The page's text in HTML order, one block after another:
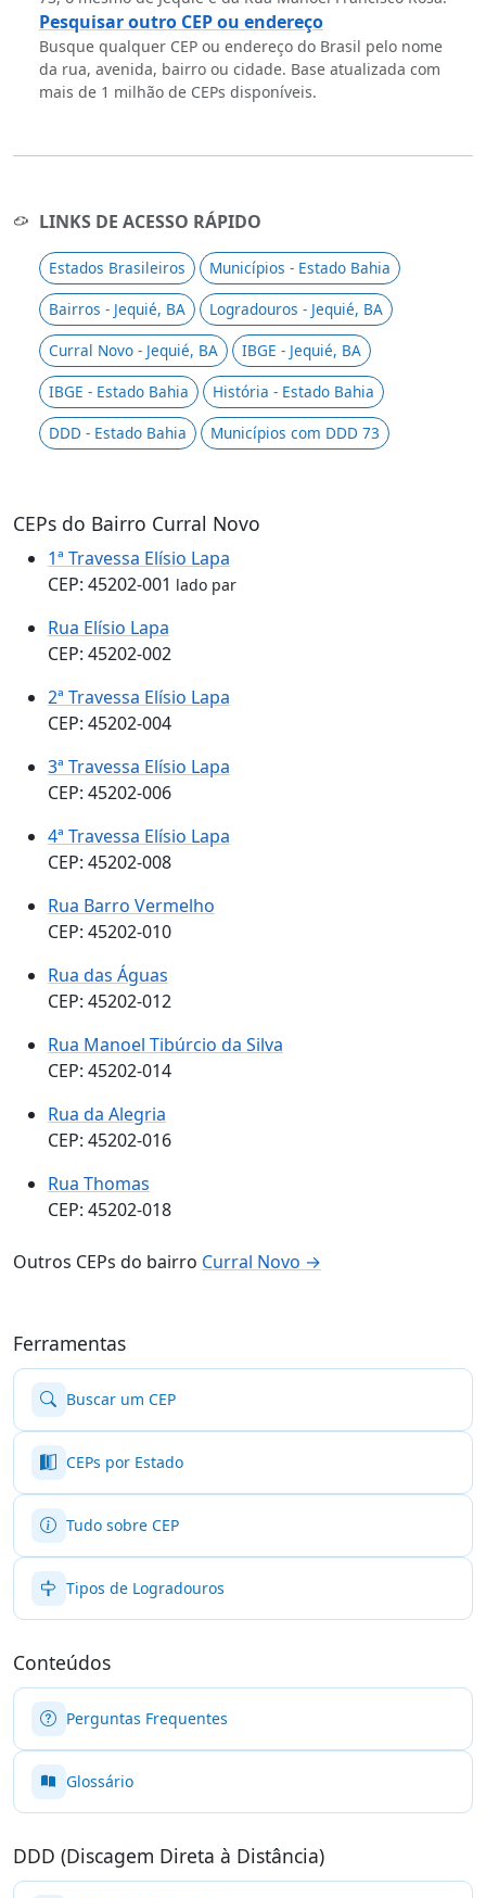
Pesquisar outro CEP ou endereço
Busque qualquer CEP ou endereço do Brasil pelo nome
da rua, avenida, bairro ou cidade. Base atualizada com
mais de 1 milhão de CEPs disponíveis.
LINKS DE ACESSO RÁPIDO
Estados Brasileiros
Municípios - Estado Bahia
Bairros - Jequié, BA
Logradouros - Jequié, BA
Curral Novo - Jequié, BA
IBGE - Jequié, BA
IBGE - Estado Bahia
História - Estado Bahia
DDD - Estado Bahia
Municípios com DDD 73
CEPs do Bairro Curral Novo
1ª Travessa Elísio Lapa
CEP: 45202-001 lado par
Rua Elísio Lapa
CEP: 45202-002
2ª Travessa Elísio Lapa
CEP: 45202-004
3ª Travessa Elísio Lapa
CEP: 45202-006
4ª Travessa Elísio Lapa
CEP: 45202-008
Rua Barro Vermelho
CEP: 45202-010
Rua das Águas
CEP: 45202-012
Rua Manoel Tibúrcio da Silva
CEP: 45202-014
Rua da Alegria
CEP: 45202-016
Rua Thomas
CEP: 45202-018
Outros CEPs do bairro Curral Novo →
Ferramentas
Buscar um CEP
CEPs por Estado
Tudo sobre CEP
Tipos de Logradouros
Conteúdos
Perguntas Frequentes
Glossário
DDD (Discagem Direta à Distância)